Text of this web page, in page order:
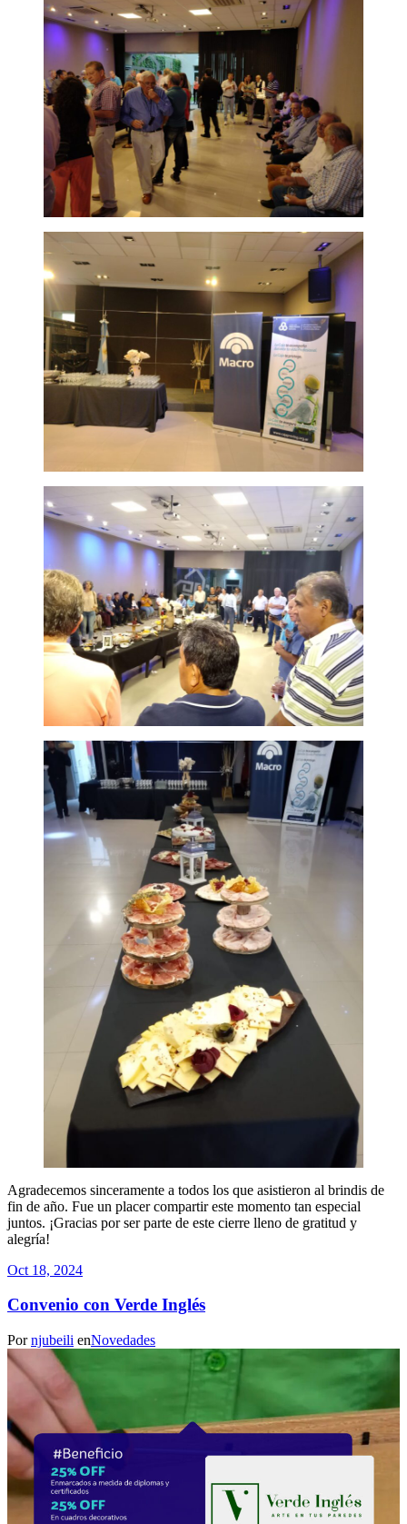
Agradecemos sinceramente a todos los que asistieron al brindis de
fin de año. Fue un placer compartir este momento tan especial
juntos. ¡Gracias por ser parte de este cierre lleno de gratitud y
alegría!
Oct 18, 2024
Convenio con Verde Inglés
Pornjubeili enNovedades